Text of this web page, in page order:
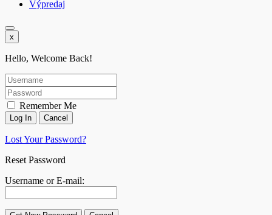
Výpredaj
x
Hello, Welcome Back!
Remember Me
Lost Your Password?
Reset Password
Username or E-mail: